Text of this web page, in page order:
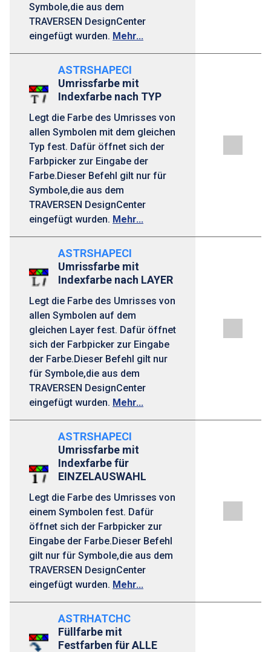
Symbole,die aus dem
TRAVERSEN DesignCenter
eingefügt wurden. Mehr...
ASTRSHAPECI
Umrissfarbe mit
Indexfarbe nach TYP
Legt die Farbe des Umrisses von
allen Symbolen mit dem gleichen
Typ fest. Dafür öffnet sich der
Farbpicker zur Eingabe der
Farbe.Dieser Befehl gilt nur für
Symbole,die aus dem
TRAVERSEN DesignCenter
eingefügt wurden. Mehr...
ASTRSHAPECI
Umrissfarbe mit
Indexfarbe nach LAYER
Legt die Farbe des Umrisses von
allen Symbolen auf dem
gleichen Layer fest. Dafür öffnet
sich der Farbpicker zur Eingabe
der Farbe.Dieser Befehl gilt nur
für Symbole,die aus dem
TRAVERSEN DesignCenter
eingefügt wurden. Mehr...
ASTRSHAPECI
Umrissfarbe mit
Indexfarbe für
EINZELAUSWAHL
Legt die Farbe des Umrisses von
einem Symbolen fest. Dafür
öffnet sich der Farbpicker zur
Eingabe der Farbe.Dieser Befehl
gilt nur für Symbole,die aus dem
TRAVERSEN DesignCenter
eingefügt wurden. Mehr...
ASTRHATCHC
Füllfarbe mit
Festfarben für ALLE